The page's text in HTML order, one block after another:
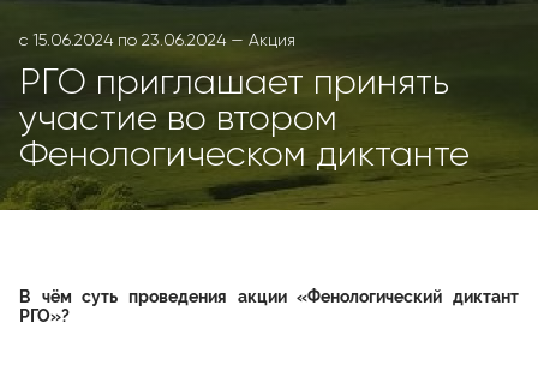
с 15.06.2024по 23.06.2024 Акция
РГО приглашает принять
участие во втором
Фенологическом диктанте
В чём суть проведения акции «Фенологический диктант
РГО»?